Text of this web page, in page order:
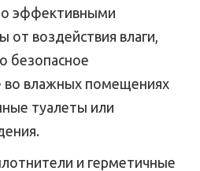
эффективными
воздействия влаги,
безопасное
во влажных помещениях
туалеты или
и герметичные